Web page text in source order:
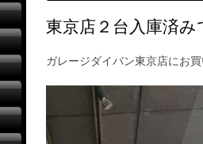
東京店２台入庫済み
ガレージダイバン東京店にお